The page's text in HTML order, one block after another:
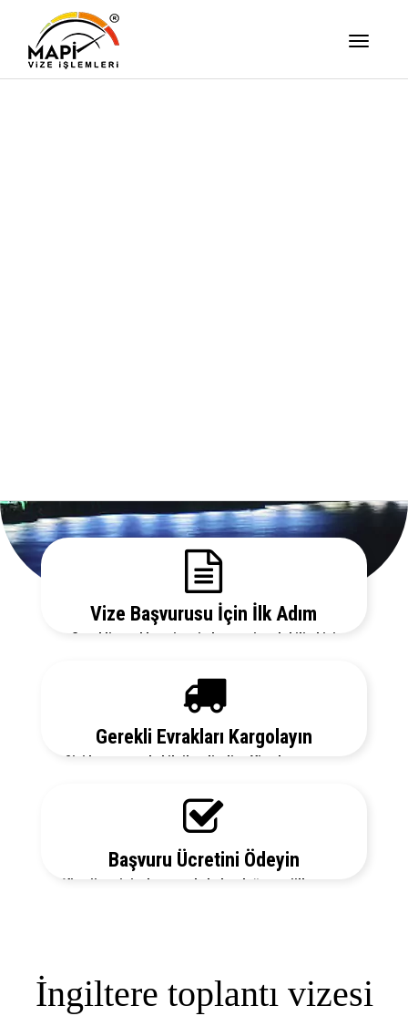
Vize Başvurusu İçin İlk Adım
Gerekli evrakları sitemizden temin edebilir, bizi
Gerekli Evrakları Kargolayın
Sizi her aşamada bilgilendirelim. Vize başvurunuz
Başvuru Ücretini Ödeyin
Vize ücretiniz, başvuruda bulunduğunuz ülkeye ve
İngiltere toplantı vizesi